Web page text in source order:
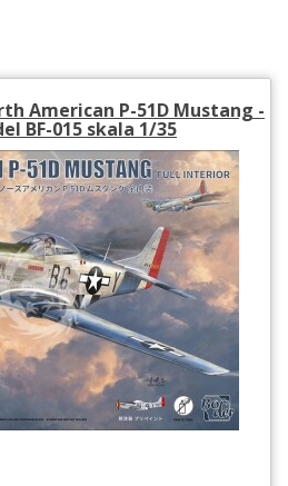
American P-51D Mustang -
BF-015 skala 1/35